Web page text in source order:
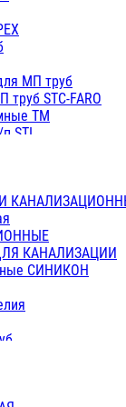
белые
металл.белые
белые
серые
металл. серые
(серые)
(белые)
ПП с металлом белые
МП труб
STC-FARO
ТМ
STI
TITAN
КАНАЛИЗАЦИИ
СИНИКОН